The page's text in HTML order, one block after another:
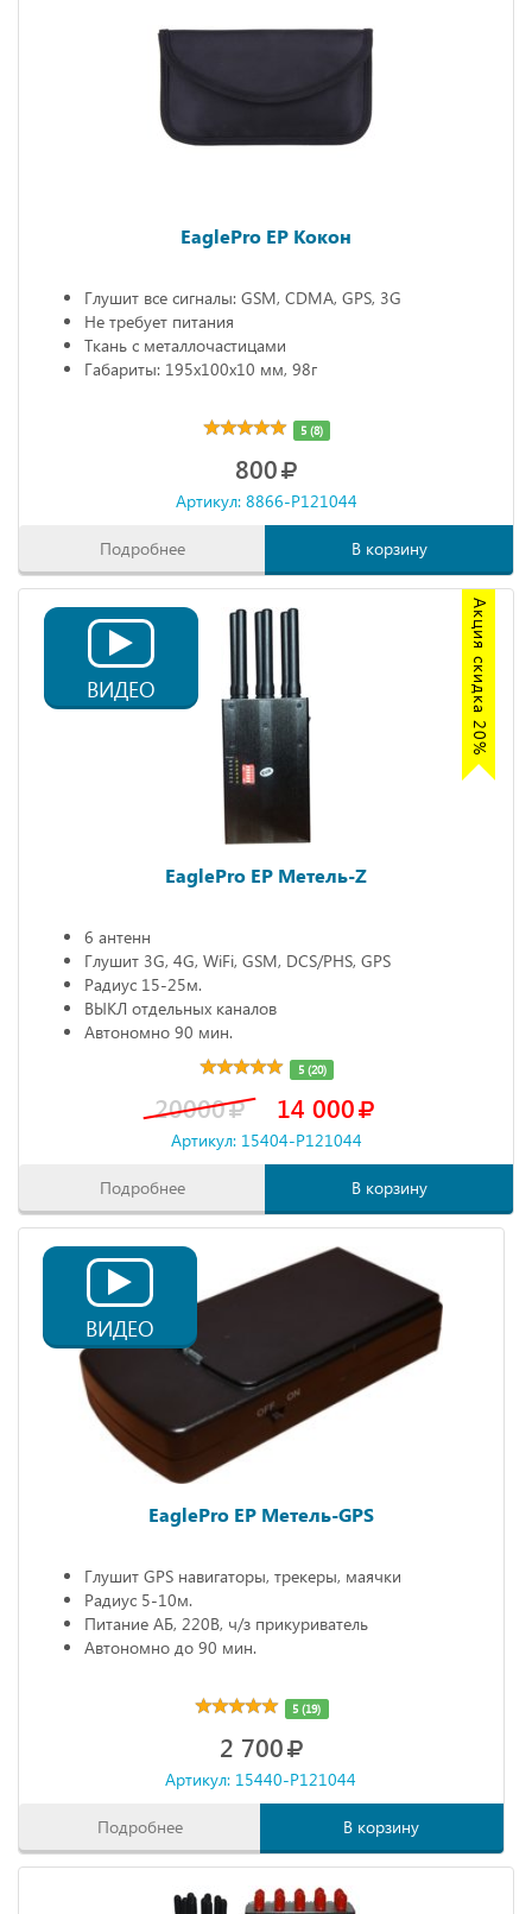
EaglePro EP Кокон
Глушит все сигналы: GSM, CDMA, GPS, 3G
Не требует питания
Ткань с металлочастицами
Габариты: 195х100х10 мм, 98г
5 (8)
800
Артикул: 8866-P121044
Подробнее В корзину
Акция скидка 20%
ВИДЕО
EaglePro EP Метель-Z
6 антенн
Глушит 3G, 4G, WiFi, GSM, DCS/PHS, GPS
Радиус 15-25м.
ВЫКЛ отдельных каналов
Автономно 90 мин.
5 (20)
20000 14 000
Артикул: 15404-P121044
Подробнее В корзину
ВИДЕО
EaglePro EP Метель-GPS
Глушит GPS навигаторы, трекеры, маячки
Радиус 5-10м.
Питание АБ, 220В, ч/з прикуриватель
Автономно до 90 мин.
5 (19)
2 700
Артикул: 15440-P121044
Подробнее В корзину